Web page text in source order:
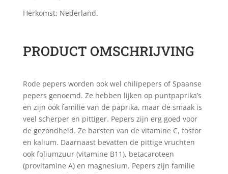
Herkomst: Nederland.
PRODUCT OMSCHRIJVING
Rode pepers worden ook wel chilipepers of Spaanse
pepers genoemd. Ze hebben lijken op puntpaprika’s
en zijn ook familie van de paprika, maar de smaak is
veel scherper en pittiger. Pepers zijn erg goed voor
de gezondheid. Ze barsten van de vitamine C, fosfor
en kalium. Daarnaast bevatten de pittige vruchten
ook foliumzuur (vitamine B11), betacaroteen
(provitamine A) en magnesium. Pepers zijn familie